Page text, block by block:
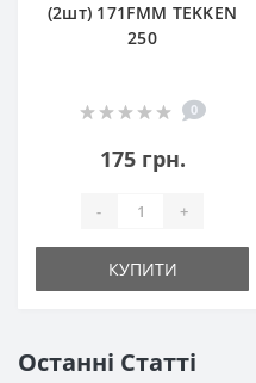
(2шт) 171FMM TEKKEN
250
0
175 грн.
- +
КУПИТИ
Останні Статті